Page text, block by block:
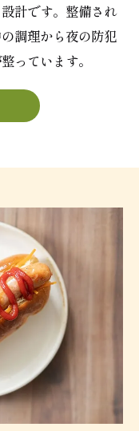
計です。整備され
調理から夜の防犯
っています。